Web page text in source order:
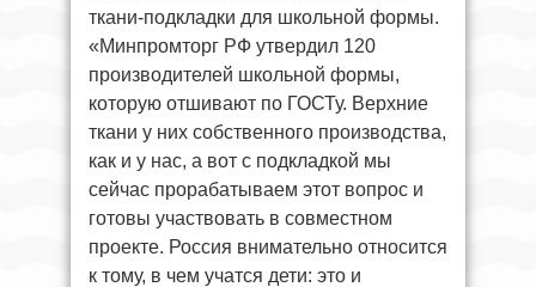
ткани-подкладки для школьной формы.
«Минпромторг РФ утвердил 120
производителей школьной формы,
которую отшивают по ГОСТу. Верхние
ткани у них собственного производства,
как и у нас, а вот с подкладкой мы
сейчас прорабатываем этот вопрос и
готовы участвовать в совместном
проекте. Россия внимательно относится
к тому, в чем учатся дети: это и